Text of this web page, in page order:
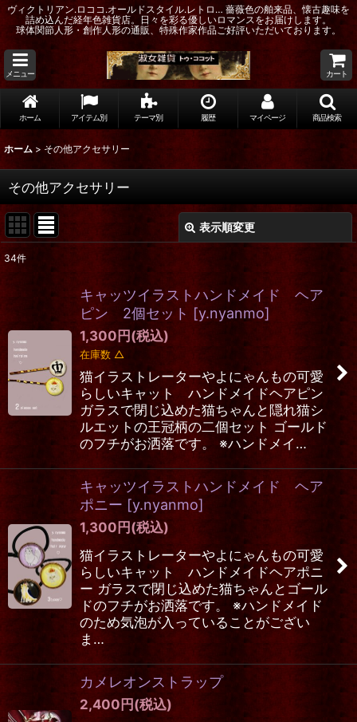
ヴィクトリアン.ロココ.オールドスタイル.レトロ… 薔薇色の舶来品、懐古趣味を
詰め込んだ経年色雑貨店。日々を彩る優しいロマンスをお届けします。
球体関節人形・創作人形の通販、特殊作家作品ご好評いただいております。
メニュー カート
ホーム アイテム別 テーマ別 履歴 マイページ 商品検索
ホーム > その他アクセサリー
その他アクセサリー
表示順変更
:
並び順
絞り込む
34件
キャッツイラストハンドメイド ヘア
ピン 2個セット [y.nyanmo]
1,300 円 (税込)
在庫数 △
猫イラストレーターやよにゃんもの可愛
らしいキャット ハンドメイドヘアピン
ガラスで閉じ込めた猫ちゃんと隠れ猫シ
ルエットの王冠柄の二個セット ゴールド
のフチがお洒落です。 ※ハンドメイ…
キャッツイラストハンドメイド ヘア
ポニー [y.nyanmo]
1,300 円 (税込)
猫イラストレーターやよにゃんもの可愛
らしいキャット ハンドメイドヘアポニ
ー ガラスで閉じ込めた猫ちゃんとゴール
ドのフチがお洒落です。 ※ハンドメイド
のため気泡が入っていることがござい
ま…
カメレオンストラップ
2,400 円 (税込)